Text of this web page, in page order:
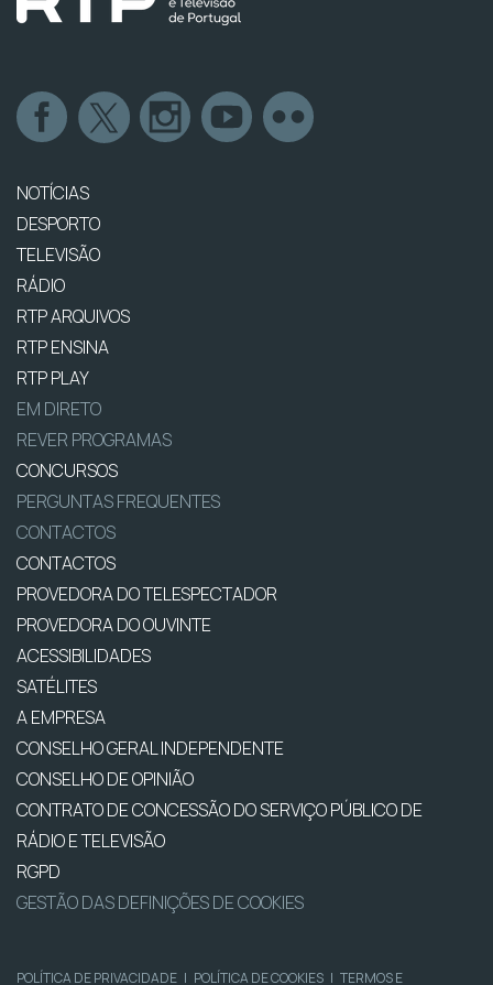
NOTÍCIAS
DESPORTO
TELEVISÃO
RÁDIO
RTP ARQUIVOS
RTP ENSINA
RTP PLAY
EM DIRETO
REVER PROGRAMAS
CONCURSOS
PERGUNTAS FREQUENTES
CONTACTOS
CONTACTOS
PROVEDORA DO TELESPECTADOR
PROVEDORA DO OUVINTE
ACESSIBILIDADES
SATÉLITES
A EMPRESA
CONSELHO GERAL INDEPENDENTE
CONSELHO DE OPINIÃO
CONTRATO DE CONCESSÃO DO SERVIÇO PÚBLICO DE
RÁDIO E TELEVISÃO
RGPD
GESTÃO DAS DEFINIÇÕES DE COOKIES
POLÍTICA DE PRIVACIDADE | POLÍTICA DE COOKIES | TERMOS E